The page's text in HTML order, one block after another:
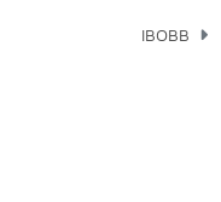
IBOBB